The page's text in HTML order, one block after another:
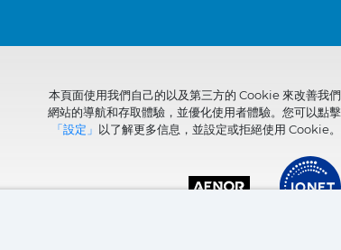
本頁面使用我們自己的以及第三方的 Cookie 來改善我們
網站的導航和存取體驗，並優化使用者體驗。您可以點擊
「設定」 以了解更多信息，並設定或拒絕使用 Cookie。